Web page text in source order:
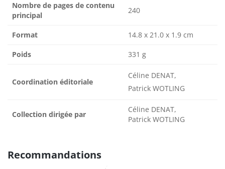
Nombre de pages de contenu
principal
240
Format 14.8 x 21.0 x 1.9 cm
Poids 331 g
Coordination éditoriale
Céline DENAT,
Patrick WOTLING
Collection dirigée par
Céline DENAT,
Patrick WOTLING
Recommandations